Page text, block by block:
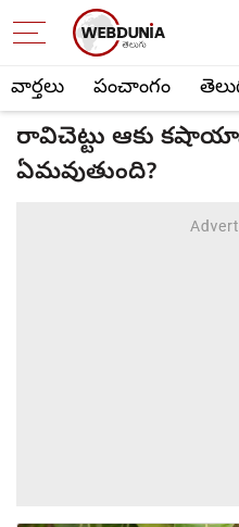
వార్తలు పంచాంగం
రావిచెట్టు ఆకు
ఏమవుతుంది?